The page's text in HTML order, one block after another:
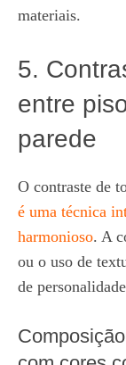
materiais.
5.
entre
parede
O contraste de
é uma técnica
harmonioso. A
ou o uso de
de